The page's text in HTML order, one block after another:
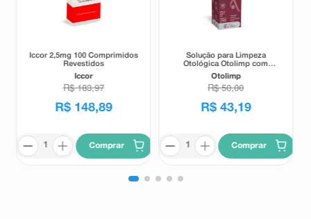
Iccor 2,5mg 100 Comprimidos
Revestidos
Iccor
R$ 183,97
R$ 148,89
Comprar
Solução para Limpeza
Otológica Otolimp com
Gotejador 2ml
Otolimp
R$ 50,00
R$ 43,19
Comprar